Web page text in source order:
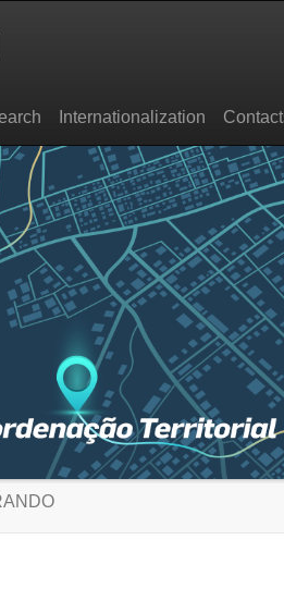
Internationalization